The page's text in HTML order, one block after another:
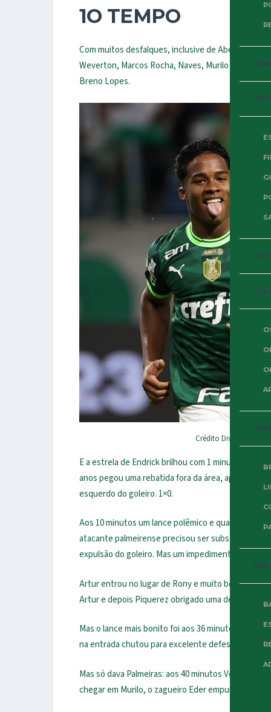
1O TEMPO
Com muitos desfalques, inclusive de Abel
Weverton, Marcos Rocha, Naves, Murilo e
Breno Lopes.
Crédito Divulgação
E a estrela de Endrick brilhou com 1 minuto de
anos pegou uma rebatida fora da área, após falta
esquerdo do goleiro. 1×0.
Aos 10 minutos um lance polêmico e quase
atacante palmeirense precisou ser substituído e
expulsão do goleiro. Mas um impedimento bem
Artur entrou no lugar de Rony e muito bem! O
Artur e depois Piquerez obrigado uma defesa do
Mas o lance mais bonito foi aos 36 minutos. Veiga
na entrada chutou para excelente defesa de Jori.
Mas só dava Palmeiras: aos 40 minutos Veiga
chegar em Murilo, o zagueiro Eder empurrou contra